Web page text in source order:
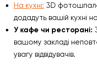
На кухні: 3D
додадуть вашій кухні
У кафе чи ресторані:
вашому закладі
увагу відвідувачів.